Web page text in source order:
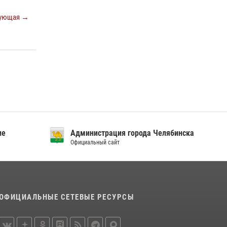
→
Администрация города Челябинска
Официальный сайт
СЕТЕВЫЕ РЕСУРСЫ